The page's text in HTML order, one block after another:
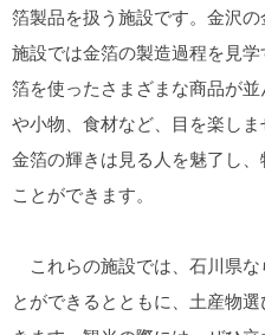
箔製品を扱う施設です。金沢
施設では金箔の製造過程を見
箔を使ったさまざまな商品が
や小物、食材など、目を楽しま
金箔の輝きは見る人を魅了し
ことができます。
これらの施設では、石川県な
とができるとともに、土産物